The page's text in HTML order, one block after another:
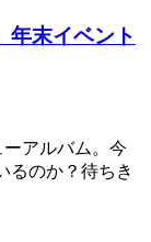
年末イベント
ーアルバム。今
るのか？待ちき